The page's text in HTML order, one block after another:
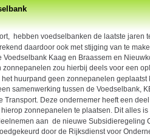
hebben voedselbanken de laatste jaren
daardoor ook
Kaag en Braassem en
zou hierbij deels voor een
huurpand geen zonnepanelen
samenwerking tussen de Voedselbank,
Transport. Deze ondernemer heeft een
om hierop zonnepanelen te
aan  de nieuwe Subsidieregeling
door de Rijksdienst voor